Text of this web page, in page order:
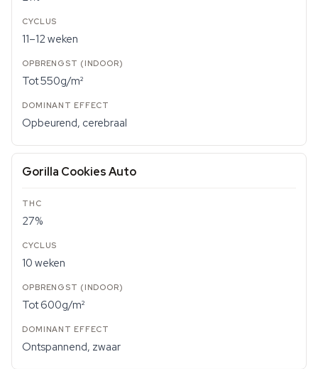
11–12 weken
Tot 550g/m²
Opbeurend, cerebraal
Gorilla Cookies Auto
27%
10 weken
Tot 600g/m²
Ontspannend, zwaar